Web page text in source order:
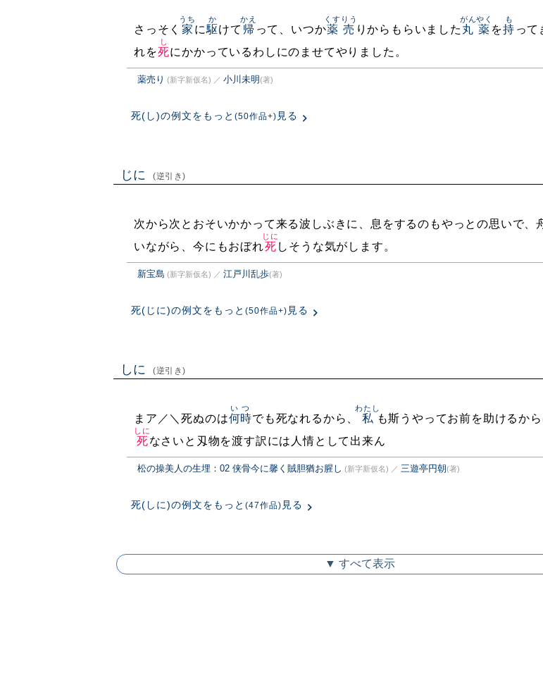
さっそく 家
うち
に駆
か
けて 帰
かえ
って、いつか薬売
くすりう
りからもらいました 丸薬
がんやく
を持
も
って
れを死
し
にかかっているわしにのませてやりました。
薬売り (新字新仮名) ／ 小川未明(著)
死(し)の例文をもっと (50作品+) 見る
じに (逆引き)
次から次とおそいかかって来る波しぶきに、息をするのもやっとの思いで、
いながら、今にもおぼれ死
じに
しそうな気がします。
新宝島 (新字新仮名) ／ 江戸川乱歩(著)
死(じに)の例文をもっと (50作品+) 見る
しに (逆引き)
まア／＼死ぬのは何時
いつ
でも死なれるから、 私
わたし
も斯うやってお前を助けるか
死
しに
なさいと刄物を渡す訳には人情として出来ん
松の操美人の生埋：02 侠骨今に馨く賊胆猶お腥し (新字新仮名) ／ 三遊亭円朝(著)
死(しに)の例文をもっと (47作品) 見る
▼ すべて表示